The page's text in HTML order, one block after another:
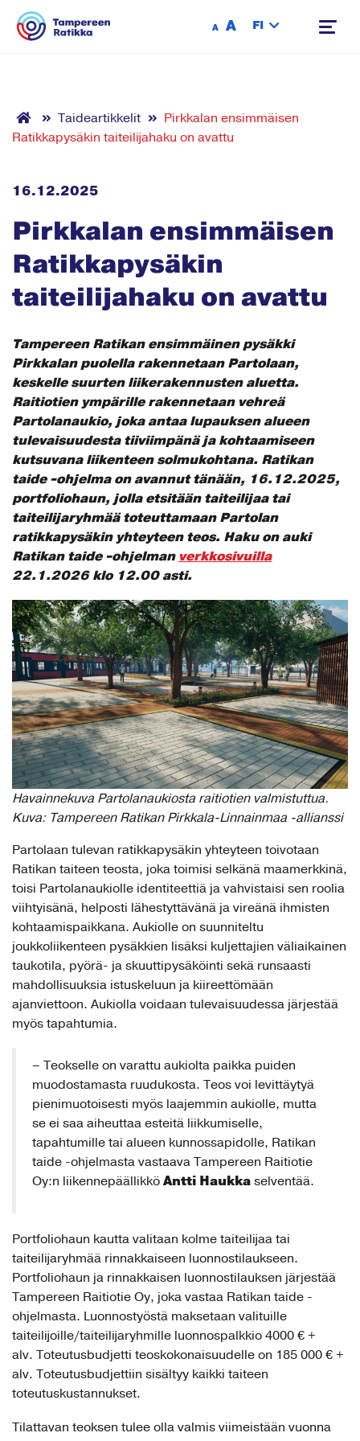
A A FI
Taideartikkelit
Pirkkalan ensimmäisen
Ratikkapysäkin taiteilijahaku on avattu
16.12.2025
Pirkkalan ensimmäisen
Ratikkapysäkin
taiteilijahaku on avattu
Tampereen Ratikan ensimmäinen pysäkki
Pirkkalan puolella rakennetaan Partolaan,
keskelle suurten liikerakennusten aluetta.
Raitiotien ympärille rakennetaan vehreä
Partolanaukio, joka antaa lupauksen alueen
tulevaisuudesta tiiviimpänä ja kohtaamiseen
kutsuvana liikenteen solmukohtana. Ratikan
taide -ohjelma on avannut tänään, 16.12.2025,
portfoliohaun, jolla etsitään taiteilijaa tai
taiteilijaryhmää toteuttamaan Partolan
ratikkapysäkin yhteyteen teos. Haku on auki
Ratikan taide -ohjelman verkkosivuilla
22.1.2026 klo 12.00 asti.
Havainnekuva Partolanaukiosta raitiotien valmistuttua.
Kuva: Tampereen Ratikan Pirkkala-Linnainmaa -allianssi
Partolaan tulevan ratikkapysäkin yhteyteen toivotaan
Ratikan taiteen teosta, joka toimisi selkänä maamerkkinä,
toisi Partolanaukiolle identiteettiä ja vahvistaisi sen roolia
viihtyisänä, helposti lähestyttävänä ja vireänä ihmisten
kohtaamispaikkana. Aukiolle on suunniteltu
joukkoliikenteen pysäkkien lisäksi kuljettajien väliaikainen
taukotila, pyörä- ja skuuttipysäköinti sekä runsaasti
mahdollisuuksia istuskeluun ja kiireettömään
ajanviettoon. Aukiolla voidaan tulevaisuudessa järjestää
myös tapahtumia.
– Teokselle on varattu aukiolta paikka puiden
muodostamasta ruudukosta. Teos voi levittäytyä
pienimuotoisesti myös laajemmin aukiolle, mutta
se ei saa aiheuttaa esteitä liikkumiselle,
tapahtumille tai alueen kunnossapidolle, Ratikan
taide -ohjelmasta vastaava Tampereen Raitiotie
Oy:n liikennepäällikkö Antti Haukka selventää.
Portfoliohaun kautta valitaan kolme taiteilijaa tai
taiteilijaryhmää rinnakkaiseen luonnostilaukseen.
Portfoliohaun ja rinnakkaisen luonnostilauksen järjestää
Tampereen Raitiotie Oy, joka vastaa Ratikan taide -
ohjelmasta. Luonnostyöstä maksetaan valituille
taiteilijoille/taiteilijaryhmille luonnospalkkio 4000 € +
alv. Toteutusbudjetti teoskokonaisuudelle on 185 000 € +
alv. Toteutusbudjettiin sisältyy kaikki taiteen
toteutuskustannukset.
Tilattavan teoksen tulee olla valmis viimeistään vuonna